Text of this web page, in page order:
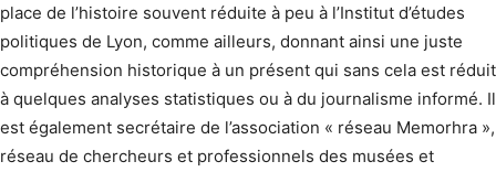
place de l’histoire souvent réduite à peu à l’Institut d’études
politiques de Lyon, comme ailleurs, donnant ainsi une juste
compréhension historique à un présent qui sans cela est réduit
à quelques analyses statistiques ou à du journalisme informé. Il
est également secrétaire de l’association « réseau Memorhra »,
réseau de chercheurs et professionnels des musées et